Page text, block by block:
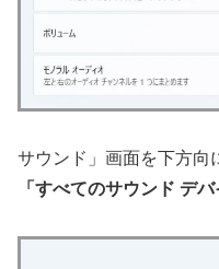
サウンド」画面を下方向
「すべてのサウンド デ